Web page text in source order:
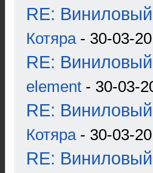
RE: Виниловый
Котяра- 30-03-
RE: Виниловый
element - 30-03-
RE: Виниловый
Котяра- 30-03-
RE: Виниловый